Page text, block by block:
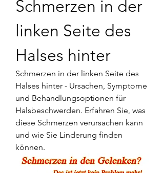
Schmerzen in der
linken Seite des
Halses hinter
Schmerzen in der linken Seite des
Halses hinter - Ursachen, Symptome
und Behandlungsoptionen für
Halsbeschwerden. Erfahren Sie, was
diese Schmerzen verursachen kann
und wie Sie Linderung finden
können.